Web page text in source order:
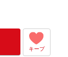
キープ